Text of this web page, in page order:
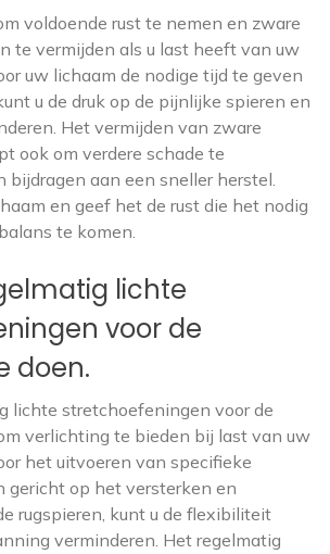
voldoende rust te nemen en zware
te vermijden als u last heeft van uw
uw lichaam de nodige tijd te geven
u de druk op de pijnlijke spieren en
Het vermijden van zware
ook om verdere schade te
bijdragen aan een sneller herstel.
en geef het de rust die het nodig
te komen.
lichte
voor de
doen.
lichte stretchoefeningen voor de
verlichting te bieden bij last van uw
het uitvoeren van specifieke
gericht op het versterken en
rugspieren, kunt u de flexibiliteit
verminderen. Het regelmatig